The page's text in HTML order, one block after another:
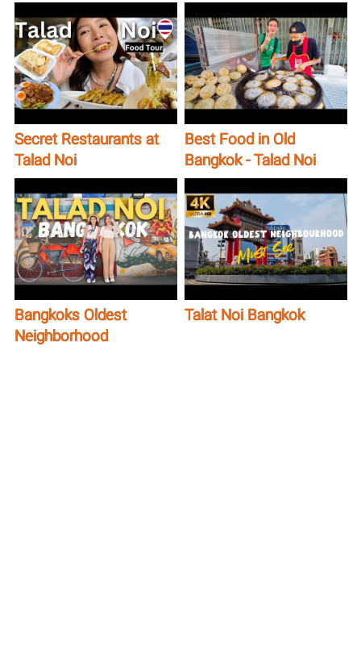
Secret Restaurants at
Talad Noi
Best Food in Old
Bangkok - Talad Noi
Bangkoks Oldest
Neighborhood
Talat Noi Bangkok